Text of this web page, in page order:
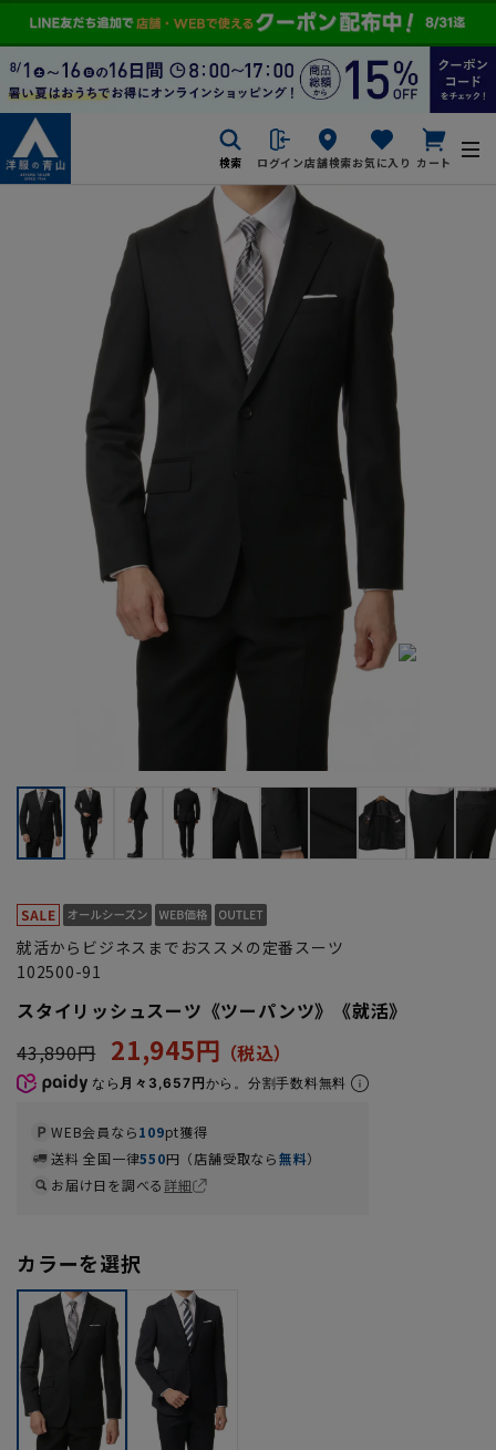
検索 ログイン店舗検索お気に入り カート
就活からビジネスまでおススメの定番スーツ
102500-91
スタイリッシュスーツ《ツーパンツ》《就活》
43,890円
21,945円
なら 月々3,657円から。分割手数料無料
WEB会員なら109pt獲得
送料 全国一律550円（店舗受取なら無料）
お届け日を調べる詳細
カラーを選択